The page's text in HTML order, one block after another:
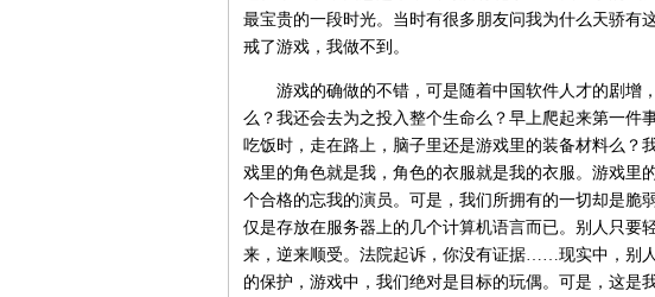
最宝贵的一段时光。当时有很多朋友问我为什么天骄有
戒了游戏，我做不到。
游戏的确做的不错，可是随着中国软件人才的剧增
么？我还会去为之投入整个生命么？早上爬起来第一件
吃饭时，走在路上，脑子里还是游戏里的装备材料么？
戏里的角色就是我，角色的衣服就是我的衣服。游戏里
个合格的忘我的演员。可是，我们所拥有的一切却是脆
仅是存放在服务器上的几个计算机语言而已。别人只要
来，逆来顺受。法院起诉，你没有证据……现实中，别
的保护，游戏中，我们绝对是目标的玩偶。可是，这是